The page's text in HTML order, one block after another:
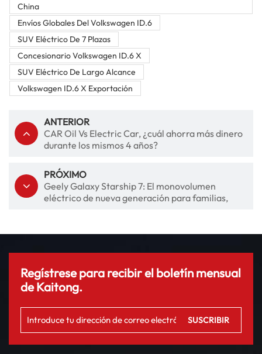
China
Envíos Globales Del Volkswagen ID.6
SUV Eléctrico De 7 Plazas
Concesionario Volkswagen ID.6 X
SUV Eléctrico De Largo Alcance
Volkswagen ID.6 X Exportación
ANTERIOR
CAR Oil Vs Electric Car, ¿cuál ahorra más dinero
durante los mismos 4 años?
PRÓXIMO
Geely Galaxy Starship 7: El monovolumen
eléctrico de nueva generación para familias,
Regístrese para recibir el boletín mensual
de Kaitong.